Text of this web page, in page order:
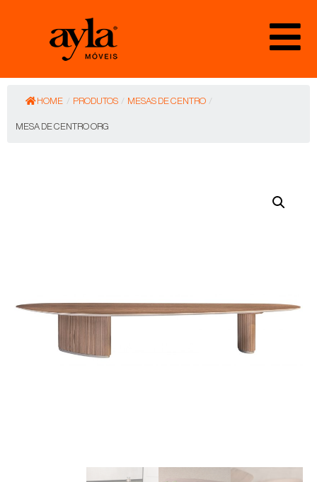
HOME / PRODUTOS / MESAS DE CENTRO /
MESA DE CENTRO ORG